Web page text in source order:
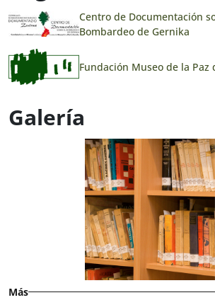
Centro de Documentación
Bombardeo de Gernika
Fundación Museo de la Paz
Galería
Más